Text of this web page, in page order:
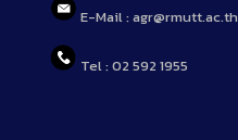
E-Mail : agr@rmutt.ac.th
Tel : 02 592 1955